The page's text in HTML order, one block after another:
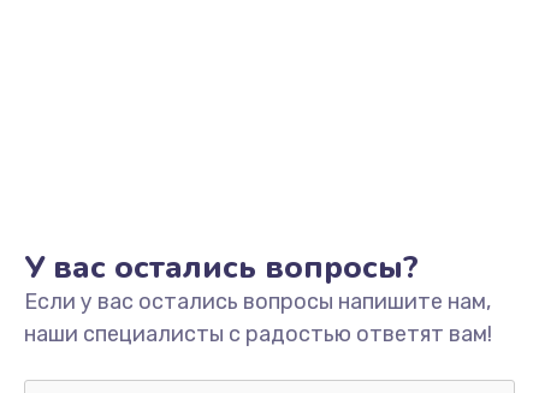
У вас остались вопросы?
Если у вас остались вопросы напишите нам,
наши специалисты с радостью ответят вам!